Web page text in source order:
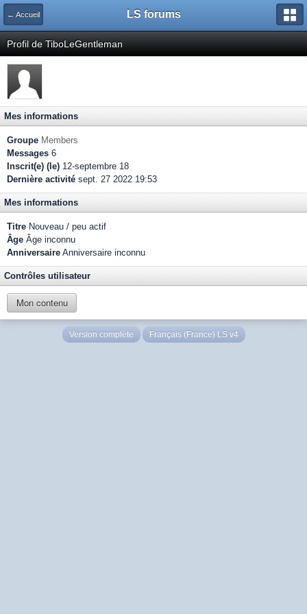
← Accueil LS forums
Profil de TiboLeGentleman
Mes informations
Groupe Members
Messages 6
Inscrit(e) (le) 12-septembre 18
Dernière activité sept. 27 2022 19:53
Mes informations
Titre Nouveau / peu actif
Âge Âge inconnu
Anniversaire Anniversaire inconnu
Contrôles utilisateur
Mon contenu
Version complète Français (France) LS v4